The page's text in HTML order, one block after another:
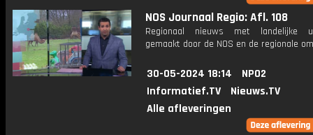
NOS Journaal Regio: Afl. 108
Regionaal nieuws met landelijke
gemaakt door de NOS en de regionale
30-05-2024 18:14
NPO2
Informatief.TV
Nieuws.TV
Alle afleveringen